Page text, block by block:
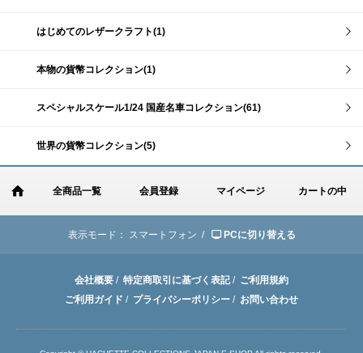
はじめてのレザークラフト(1)
本物の貨幣コレクション(1)
スペシャルスケール1/24 国産名車コレクション(61)
世界の貨幣コレクション(5)
全商品一覧 会員登録 マイページ カートの中
表示モード： スマートフォン / PCに切り替える
会社概要 / 特定商取引に基づく表記/ ご利用規約
ご利用ガイド / プライバシーポリシー / お問い合わせ